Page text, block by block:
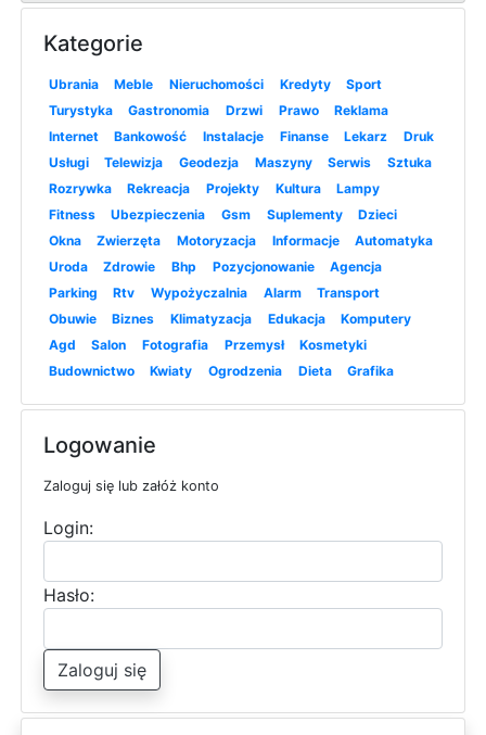
Kategorie
Ubrania Meble Nieruchomości Kredyty
Sport
Turystyka
Gastronomia Drzwi Prawo
Reklama
Internet
Bankowość Instalacje Finanse Lekarz
Druk
Usługi
Telewizja Geodezja Maszyny Serwis
Sztuka
Rozrywka
Rekreacja Projekty Kultura
Lampy
Fitness
Ubezpieczenia Gsm Suplementy
Dzieci
Okna
Zwierzęta Motoryzacja Informacje
Automatyka
Uroda
Zdrowie Bhp Pozycjonowanie
Agencja
Parking
Rtv Wypożyczalnia Alarm
Transport
Obuwie
Biznes Klimatyzacja Edukacja
Komputery
Agd
Salon Fotografia Przemysł
Kosmetyki
Budownictwo
Kwiaty Ogrodzenia Dieta Grafika
Logowanie
Zaloguj się lub załóż konto
Login:
Hasło:
Zaloguj się